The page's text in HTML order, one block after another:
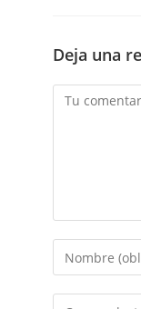
Deja una